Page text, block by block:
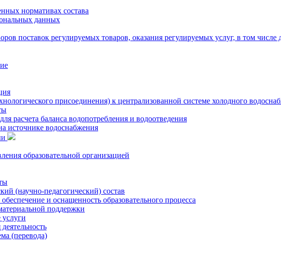
нормативах состава
данных
поставок регулируемых товаров, оказания регулируемых услуг, в том
присоединения) к централизованной системе холодного
расчета баланса водопотребления и водоотведения
источнике водоснабжения
образовательной организацией
(научно-педагогический) состав
и оснащенность образовательного процесса
поддержки
(перевода)